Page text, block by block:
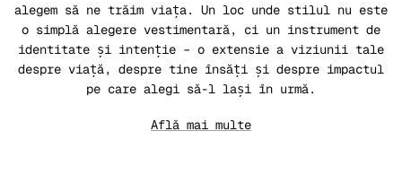
alegem să ne trăim viața. Un loc unde stilul nu este
o simplă alegere vestimentară, ci un instrument de
identitate și intenție – o extensie a viziunii tale
despre viață, despre tine însăți și despre impactul
pe care alegi să-l lași în urmă.
Află mai multe